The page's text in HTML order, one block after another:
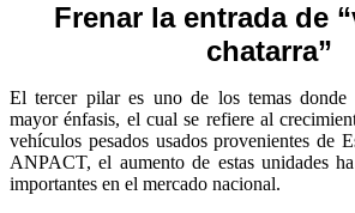
Frenar la entrada de
chatarra”
El tercer pilar es uno de los temas donde
mayor énfasis, el cual se refiere al
vehículos pesados usados provenientes de
ANPACT, el aumento de estas unidades
importantes en el mercado nacional.